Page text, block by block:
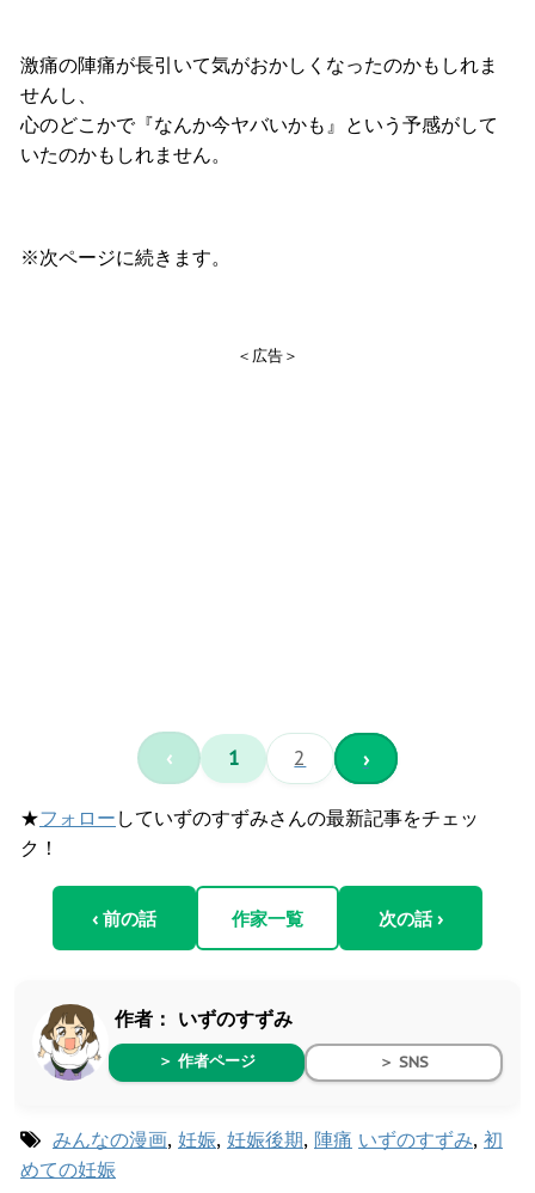
激痛の陣痛が長引いて気がおかしくなったのかもしれま
せんし、
心のどこかで『なんか今ヤバいかも』という予感がして
いたのかもしれません。
※次ページに続きます。
＜広告＞
‹ 1 2 ›
★フォロー していずのすずみさんの最新記事をチェッ
ク！
‹ 前の話 作家一覧 次の話 ›
作者： いずのすずみ
＞ 作者ページ ＞ SNS
みんなの漫画, 妊娠, 妊娠後期, 陣痛 いずのすずみ, 初
めての妊娠